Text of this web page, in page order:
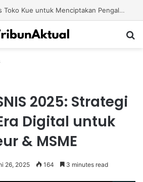
Konsep Baru Bisnis Toko Kue untuk Menciptakan Pengalaman Belanja yang Berbeda
2025: Strategi
Digital untuk
& MSME
26, 2025 164 3 minutes read